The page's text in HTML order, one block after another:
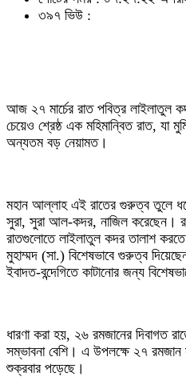
৩৯৭ ভিউ :
আজ ২৭ মার্চের রাত পবিত্র লাইলাতুল
চেয়েও শ্রেষ্ঠ এক মহিমান্বিত রাত, যা
অন্যতম বড় নেয়ামত।
মহান আল্লাহ এই রাতের গুরুত্ব তুলে
সুরা, সুরা আল-কদর, নাজিল করেছেন।
রাতগুলোতে লাইলাতুল কদর তালাশ
মুহাম্মদ (সা.) বিশেষভাবে গুরুত্ব
ইবাদত-বন্দেগিতে কাটানোর জন্য
ধারণা করা হয়, ২৬ রমজানের দিবাগত
সম্ভাবনা বেশি। এ উপলক্ষে ২৭ রমজান
শুক্রবার পড়েছে।